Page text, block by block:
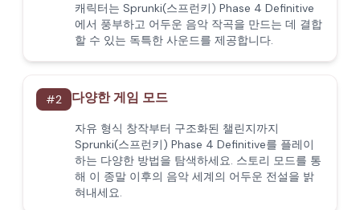
캐릭터는 Sprunki(스프런키) Phase 4 Definitive
에서 풍부하고 어두운 음악 작곡을 만드는 데 결합
할 수 있는 독특한 사운드를 제공합니다.
#2 다양한 게임 모드
자유 형식 창작부터 구조화된 챌린지까지
Sprunki(스프런키) Phase 4 Definitive를 플레이
하는 다양한 방법을 탐색하세요. 스토리 모드를 통
해 이 종말 이후의 음악 세계의 어두운 전설을 밝
혀내세요.